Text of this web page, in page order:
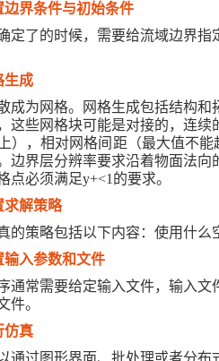
边界条件与初始条件
定了的时候，需要给流域边界
生成
成为网格。网格生成包括结构
这些网格块可能是对接的，连
），相对网格间距（最大值不能
边界层分辨率要求沿着物面法
点必须满足y+<1 的要求。
求解策略
的策略包括以下内容：使用什么
输入参数和文件
通常需要给定输入文件，输入
件。
仿真
通过图形界面、批处理或者分布